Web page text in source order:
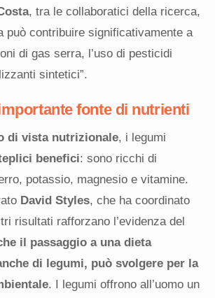
, tra le collaboratici della ricerca,
può contribuire significativamente a
di gas serra, l’uso di pesticidi
sintetici”.
fonte di nutrienti
di vista nutrizionale, i legumi
benefici: sono ricchi di
potassio, magnesio e vitamine.
David Styles, che ha coordinato
risultati rafforzano l’evidenza del
il passaggio a una dieta
di legumi, può svolgere per la
. I legumi offrono all’uomo un